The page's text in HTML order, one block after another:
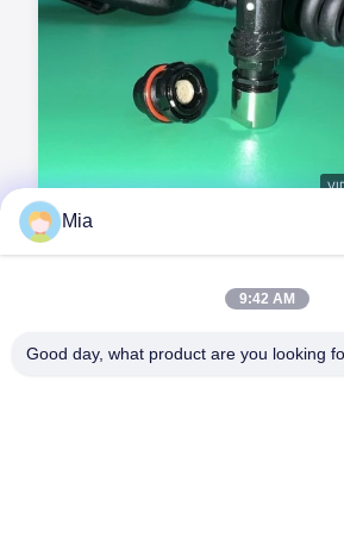
BEXKOM F 시리즈 야외 빠른 해제 자동
금 푸시 당기 작은 크기의 IP68 방수 커
지금 연락하세요
Mia
9:42 AM
Good day, what product are you looking